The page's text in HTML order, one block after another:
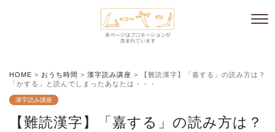
HOME > おうち時間 > 漢字読み講座 >
【難読漢字】「嘉する」の読み方は？
「かする」と読んでしまったあなたは・・・
漢字読み講座
【難読漢字】「嘉する」の読み方は？